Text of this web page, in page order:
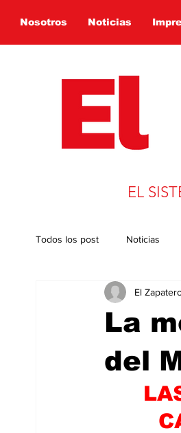
Nosotros Noticias
EL
Todos los post Noticias
Presidencia 2022
La
del
El